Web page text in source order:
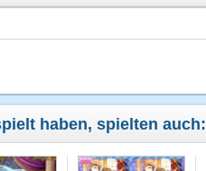
haben, spielten auch: